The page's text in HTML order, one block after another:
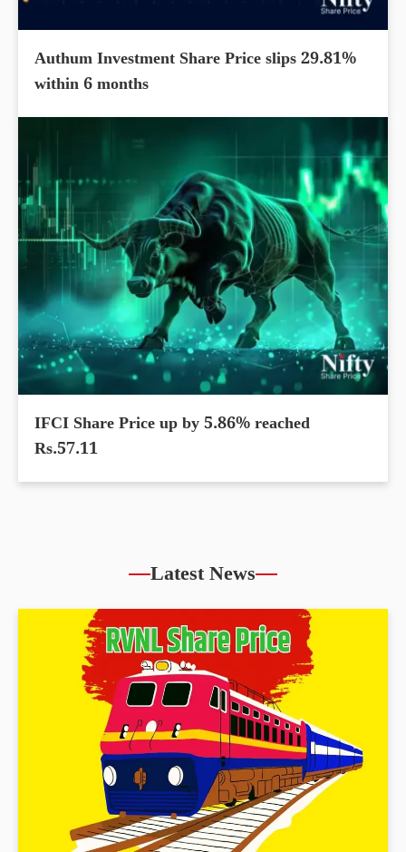
Authum Investment Share Price slips 29.81%
within 6 months
IFCI Share Price up by 5.86% reached
Rs.57.11
Latest News